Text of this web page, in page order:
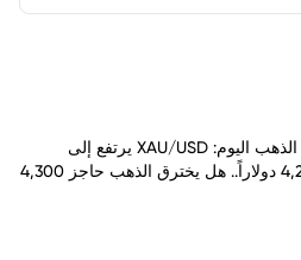
أسعار الذهب اليوم: XAU/USD يرتفع إلى
4,293.24 دولاراً.. هل يخترق الذهب حاجز 4,300